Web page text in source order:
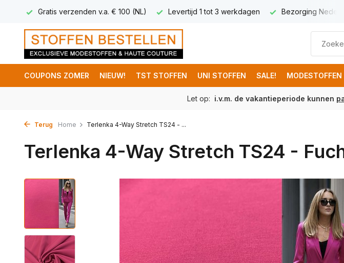
Gratis verzenden v.a. € 100 (NL) Levertijd 1 tot 3 werkdagen Bezorging
COUPONS ZOMER NIEUW! TST STOFFEN UNI STOFFEN SALE! MODESTOFFEN
Let op: i.v.m. de vakantieperiode kunnen
Terug Home Terlenka 4-Way Stretch TS24 - ...
Terlenka 4-Way Stretch TS24 -